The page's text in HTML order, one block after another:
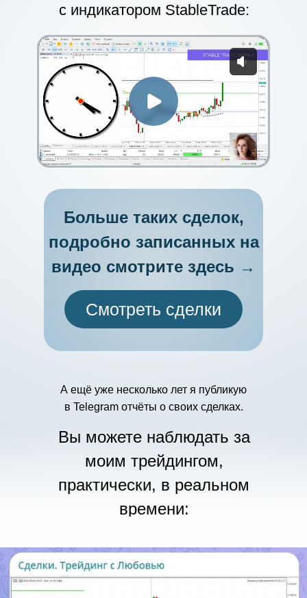
с индикатором StableTrade:
Больше таких сделок,
подробно записанных на
видео смотрите здесь →
Вы можете наблюдать за
моим трейдингом,
практически, в реальном
времени:
А ещё уже несколько лет я публикую
в Telegram отчёты о своих сделках.
Смотреть сделки